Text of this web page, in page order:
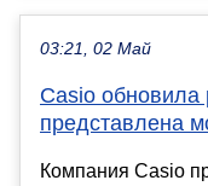
03:21, 02 Май
Casio
представлена
Компания Casio